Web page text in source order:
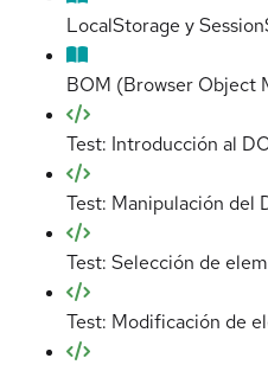
LocalStorage y
BOM (Browser Object
Test: Introducción al
Test: Manipulación del
Test: Selección de
Test: Modificación de